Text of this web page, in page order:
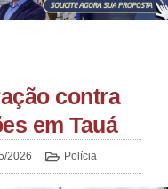
contra
em Tauá
2026 Polícia